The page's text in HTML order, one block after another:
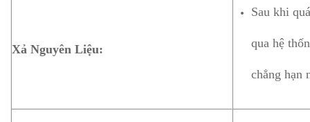
Xả Nguyên Liệu:
Sau khi
qua hệ
chẳng hạn